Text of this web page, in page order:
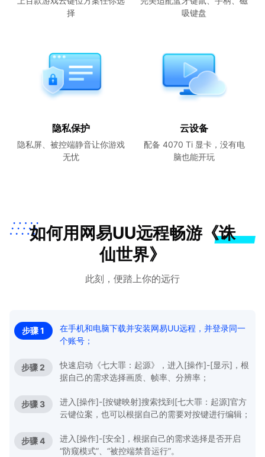
择
吸键盘
隐私保护
隐私屏、被控端静音让你游戏
无忧
云设备
配备 4070 Ti 显卡，没有电
脑也能开玩
如何用网易UU远程畅游《诛
仙世界》
此刻，便踏上你的远行
步骤 1
在手机和电脑下载并安装网易UU远程，并登录同一
个账号；
步骤 2
快速启动《七大罪：起源》，进入[操作]-[显示]，根
据自己的需求选择画质、帧率、分辨率；
步骤 3
进入[操作]-[按键映射]搜索找到[七大罪：起源]官方
云键位案，也可以根据自己的需要对按键进行编辑；
步骤 4
进入[操作]-[安全]，根据自己的需求选择是否开启
“防窥模式”、“被控端禁音运行”。